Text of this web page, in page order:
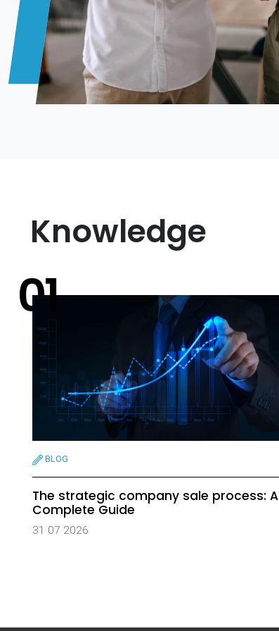
Knowledge
BLOG
The strategic company sale process: A
Complete Guide
31 07 2026